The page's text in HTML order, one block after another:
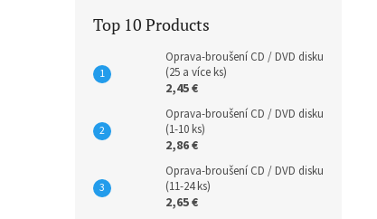
Top 10 Products
Oprava-broušení CD / DVD disku
(25 a více ks)
2,45 €
Oprava-broušení CD / DVD disku
(1-10 ks)
2,86 €
Oprava-broušení CD / DVD disku
(11-24 ks)
2,65 €